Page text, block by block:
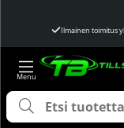
Ilmainen toimitus